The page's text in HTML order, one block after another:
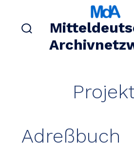
springen
ein-/ausblenden
Adreßbuch